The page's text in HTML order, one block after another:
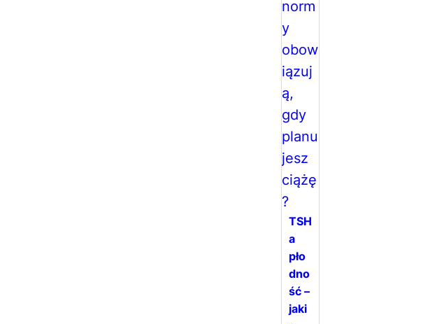
TSH
a
pło
dno
ść –
jaki